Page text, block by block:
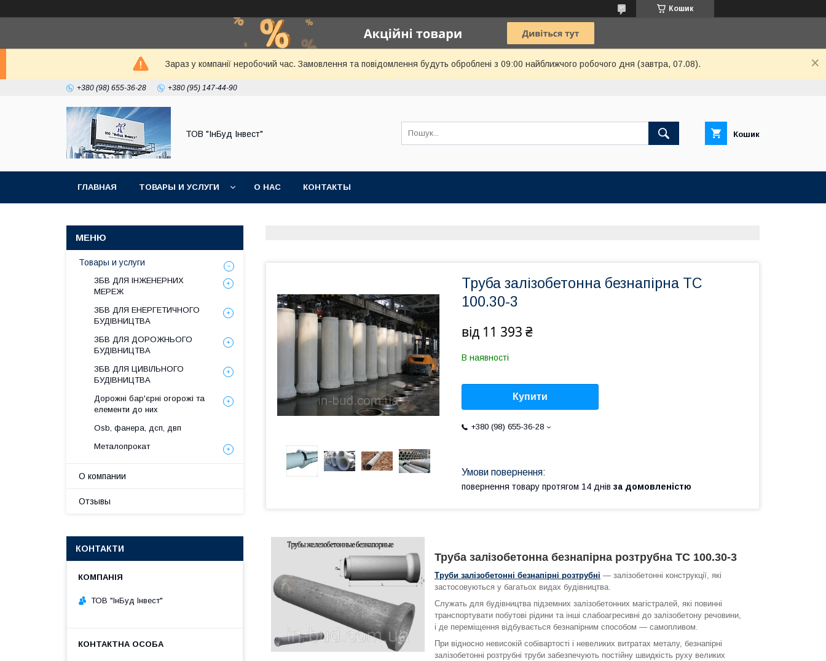
Кошик
Зараз у компанії неробочий час. Замовлення та повідомлення будуть оброблені з 09:00 найближчого робочого дня (завтра, 07.08).
+380 (98) 655-36-28 +380 (95) 147-44-90
ТОВ "ІнБуд Інвест" Кошик
ГЛАВНАЯ ТОВАРЫ И УСЛУГИ О НАС КОНТАКТЫ
Труба залізобетонна безнапірна ТС
100.30-3
від 11 393 ₴
В наявності
Купити
+380 (98) 655-36-28
повернення товару протягом 14 днів за домовленістю
Труба залізобетонна безнапірна розтрубна ТС 100.30-3
Труби залізобетонні безнапірні розтрубні — залізобетонні конструкції, які
застосовуються у багатьох видах будівництва.
Служать для будівництва підземних залізобетонних магістралей, які повинні
транспортувати побутові рідини та інші слабоагресивні до залізобетону речовини,
і де переміщення відбувається безнапірним способом — самопливом.
При відносно невисокій собівартості і невеликих витратах металу, безнапірні
залізобетонні розтрубні труби забезпечують постійну швидкість руху великих
Товары и услуги
ЗБВ ДЛЯ ІНЖЕНЕРНИХ
МЕРЕЖ
ЗБВ ДЛЯ ЕНЕРГЕТИЧНОГО
БУДІВНИЦТВА
ЗБВ ДЛЯ ДОРОЖНЬОГО
БУДІВНИЦТВА
ЗБВ ДЛЯ ЦИВІЛЬНОГО
БУДІВНИЦТВА
Дорожні бар'єрні огорожі та
елементи до них
Osb, фанера, дсп, двп
Металопрокат
О компании
Отзывы
КОНТАКТИ
ТОВ "ІнБуд Інвест"